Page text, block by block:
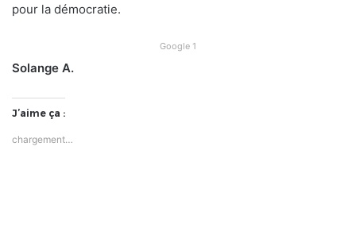
pour la démocratie.
Google 1
Solange A.
J’aime ça :
chargement…